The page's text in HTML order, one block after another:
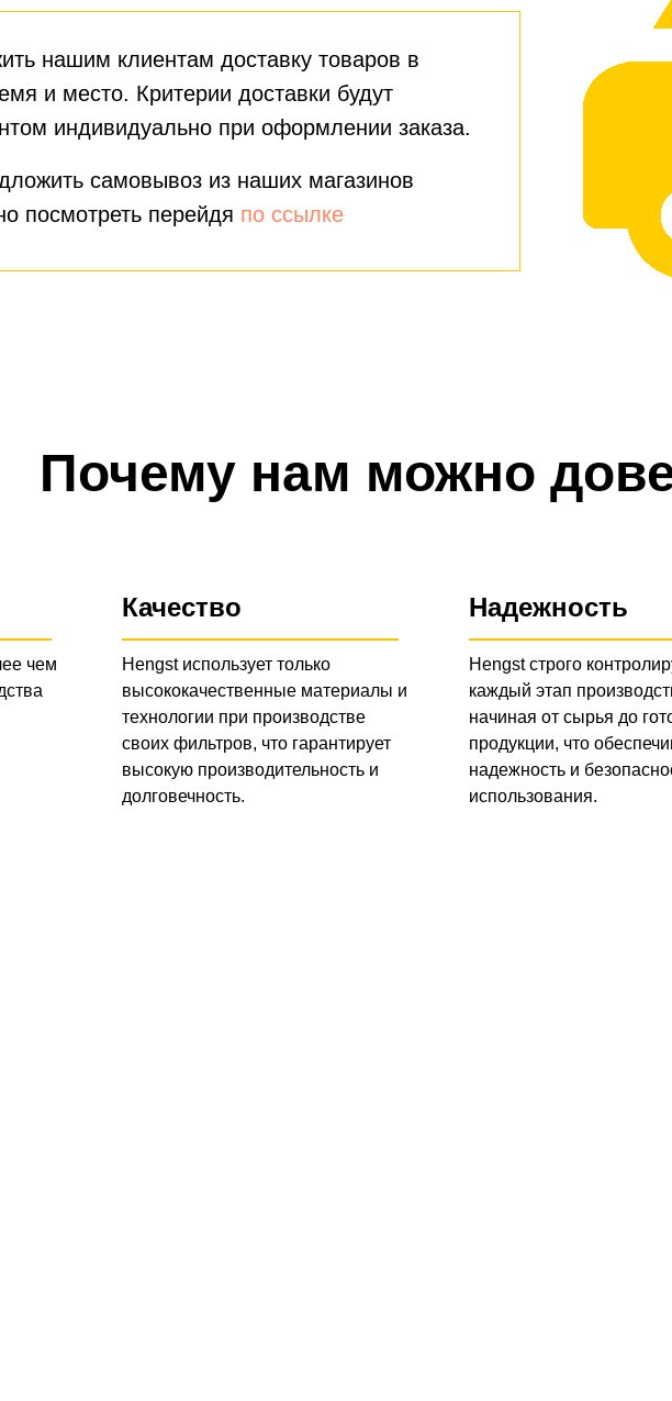
нашим клиентам доставку товаров в
и место. Критерии доставки будут
индивидуально при оформлении заказа.
самовывоз из наших магазинов
посмотреть перейдя по ссылке
Почему нам можно
чем
Качество Надежность
Hengst использует только
высококачественные материалы и
технологии при производстве
своих фильтров, что гарантирует
высокую производительность и
долговечность.
Hengst строго
каждый этап
начиная от сырья до
продукции, что
надежность и
использования.